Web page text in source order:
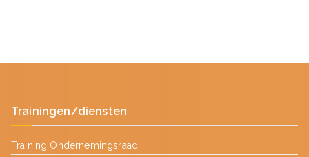
Trainingen/diensten
Training Ondernemingsraad